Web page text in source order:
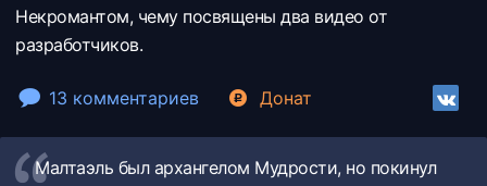
Некромантом, чему посвящены два видео от
разработчиков.
13 комментариев Донат
Малтаэль был архангелом Мудрости, но покинул